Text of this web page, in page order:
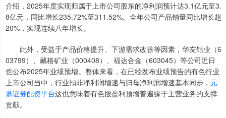
介绍，2025年度实现归属于上市公司股东的净利润预计达3.1亿元至3.
8亿元，同比增长235.72%至311.52%。全年公司产品销量同比增长超
20%，实现连续八年增长。
此外，受益于产品价格提升、下游需求改善等因素，华友钴业（6
03799）、藏格矿业（000408）、福达合金（603045）等公司近日
也公布2025年业绩预增。整体来看，在已经发布业绩预告的有色行业
上市公司当中，行业扣非净利润增速与归母净利润增速基本同步， 元
鼎证券配资平台这也意味着有色股盈利预增普遍缘于主营业务的支撑
贡献。